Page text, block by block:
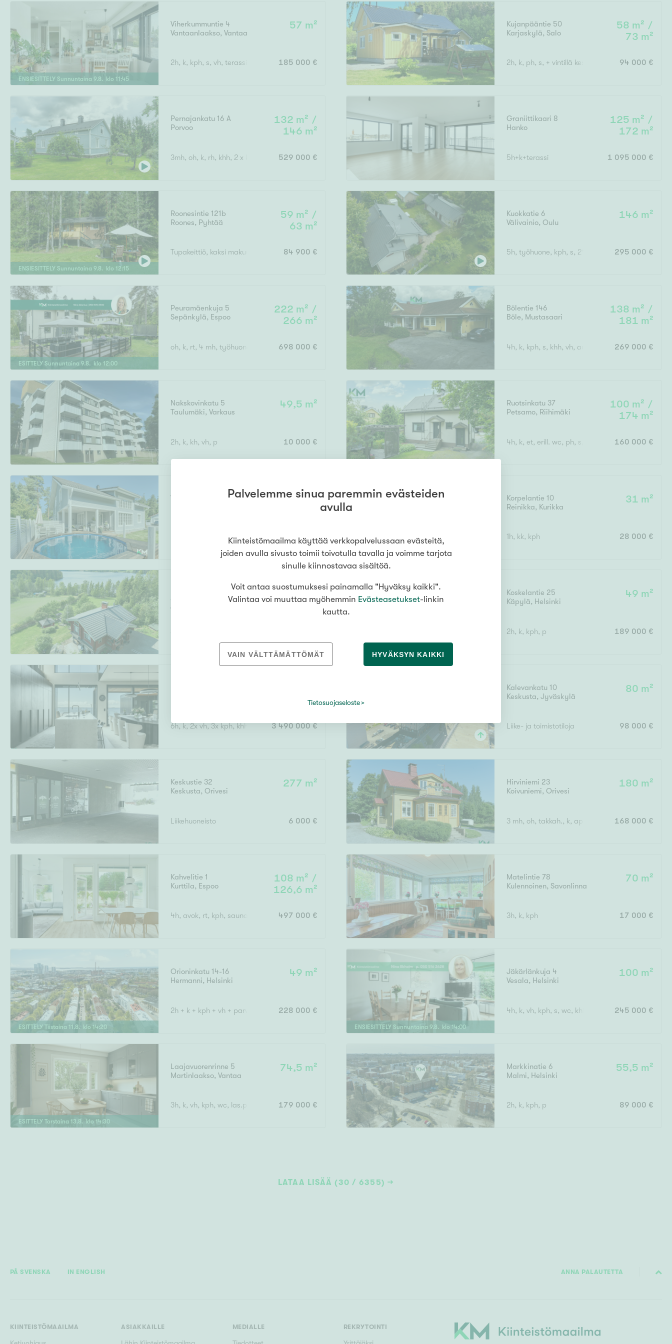
Uudiskohteet
Vain uudiskohteet
Arvokohteet
Kunto
Ominaisuudet
Hissi
Järvi- tai merinäköala
Senioriasunto
ENSIESITTELY Sunnuntaina 9.8. klo 11 :45
Viherkummuntie 4
Vantaanlaakso,Vantaa
57 m²
2h, k, kph, s, vh, terassi 185 000 €
Kujanpääntie 50
Karjaskylä, Salo
58 m² /
73 m²
2h, k, ph, s, + vintillä kesähuone + 23 m2:n huone
94 000 €
Pernajankatu 16 A
Porvoo
132 m² /
146 m²
3mh, oh, k, rh, khh, 2 x kph, s 529 000 €
Graniittikaari 8
Hanko
125 m² /
172 m²
5h+k+terassi 1 095 000 €
ENSIESITTELY Sunnuntaina 9.8. klo 12:15
Roonesintie 121b
Roones, Pyhtää
59 m² /
63 m²
Tupakeittiö, kaksi makuuhuonetta, sauna, pukuhuone, terassi
84 900 €
Kuokkatie 6
Välivainio, Oulu
146 m²
5h, työhuone, kph, s, 2*wc, vh, khh, aula
295 000 €
ESITTELY Sunnuntaina 9.8. klo 12:00
Peuramäenkuja 5
Sepänkylä, Espoo
222 m² /
266 m²
oh, k, rt, 4 mh, työhuone, saunaosasto, th, varasto, at/varasto (222m2/266m2)
698 000 €
Bölentie 146
Böle, Mustasaari
138 m² /
181 m²
4h, k, kph, s, khh, vh, aula, at 269 000 €
Nakskovinkatu 5
Taulumäki,Varkaus
49,5 m²
2h, k, kh, vh, p 10 000 €
Ruotsinkatu 37
Petsamo, Riihimäki
100 m² /
174 m²
4h, k, et, erill. wc, ph, s, harrastetila, erillinen
160 000 €
Vakkapolku 14
206,7 m² /
5h, aula, eteinen, k + ruokatila, 3 wc , s, kph, 2 vaatehuonetta, khh, ak, p
298 000 €
Korpelantie 10
Reinikka, Kurikka
31 m²
1h, kk, kph 28 000 €
Niemelännokanmutka
19
Viitapohja
100 m² /
143 m²
Koskelantie 25
Käpylä, Helsinki
49 m²
2h, k, kph, p 189 000 €
334 m²
6h, k, 2x vh, 3x kph, khh, s, parveke, terassi + ulkosauna
3 490 000 €
Kalevankatu 10
Keskusta,Jyväskylä
80 m²
Liike- ja toimistotiloja 98 000 €
Keskustie 32
Keskusta, Orivesi
277 m²
Liikehuoneisto 6 000 €
Hirviniemi 23
Koivuniemi, Orivesi
180 m²
3 mh, oh, takkah., k, apuk., wc, kph, s, eteinen x
168 000 €
Kahvelitie 1
Kurttila, Espoo
108 m² /
126,6 m²
4h, avok, rt, kph, sauna, erillinen wc, khh, autotalli ja autopaikka, varasto
497 000 €
Matelintie 78
Kulennoinen, Savonlinna
70 m²
3h, k, kph 17 000 €
ESITTELY Tiistaina 11 .8. klo 14:20
Orioninkatu 14-16
Hermanni, Helsinki
49 m²
2h + k + kph + vh + parveke 228 000 €
ENSIESITTELY Sunnuntaina 9.8. klo 14:00
Jäkärlänkuja 4
Vesala, Helsinki
100 m²
4h, k, vh, kph, s, wc, khh, terassi, var245 000 €
ESITTELY Torstaina 13.8 . klo 14:30
Laajavuorenrinne 5
Martinlaakso,Vantaa
74,5 m²
3h, k, vh, kph, wc, las.p 179 000 €
Markkinatie 6
Malmi, Helsinki
55,5 m²
2h, k, kph, p 89 000 €
LATAA LISÄÄ (30 / 6355)
PÅ SVENSKA IN ENGLISH ANNA PALAUTETTA
KIINTEISTÖMAAILMA ASIAKKAILLE MEDIALLE REKRYTOINTI
Palvelemme sinua paremmin evästeiden
avulla
Kiinteistömaailma käyttää verkkopalvelussaan evästeitä,
joiden avulla sivusto toimii toivotulla tavalla ja voimme tarjota
sinulle kiinnostavaa sisältöä.
Voit antaa suostumuksesi painamalla "Hyväksy kaikki".
Valintaa voi muuttaa myöhemmin Evästeasetukset-linkin
kautta.
VAIN VÄLTTÄMÄTTÖMÄT HYVÄKSYN KAIKKI
Tietosuojaseloste